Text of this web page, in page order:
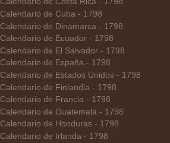
Calendario de Cuba - 1798
Calendario de Dinamarca - 1798
Calendario de Ecuador - 1798
Calendario de El Salvador - 1798
Calendario de España - 1798
Calendario de Estados Unidos - 1798
Calendario de Finlandia - 1798
Calendario de Francia - 1798
Calendario de Guatemala - 1798
Calendario de Honduras - 1798
Calendario de Irlanda - 1798